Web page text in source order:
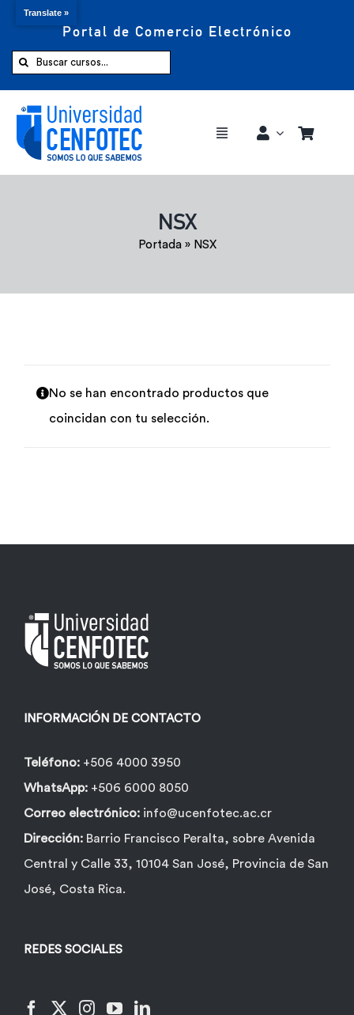
Portal de Comercio Electrónico
Buscar:
Toggle
Comprar ahora
NSX
Portada» NSX
No se han encontrado productos que
coincidan con tu selección.
INFORMACIÓN DE CONTACTO
Teléfono: +506 4000 3950
WhatsApp: +506 6000 8050
Correo electrónico: info@ucenfotec.ac.cr
Dirección: Barrio Francisco Peralta, sobre Avenida
Central y Calle 33, 10104 San José, Provincia de San
José, Costa Rica.
REDES SOCIALES
Translate »